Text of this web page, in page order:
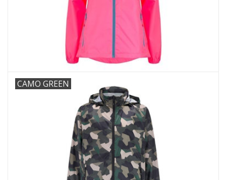
CAMO GREEN